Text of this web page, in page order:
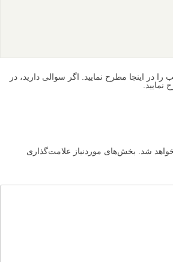
در اینجا مطرح نمایید. اگر سوالی دارید، در
نمایید.
شد.
بخش‌های موردنیاز علامت‌گذاری